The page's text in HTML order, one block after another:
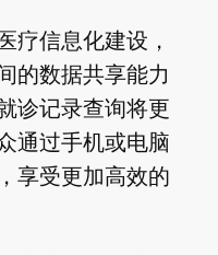
疗信息化建设，
的数据共享能力
诊记录查询将更
通过手机或电脑
享受更加高效的